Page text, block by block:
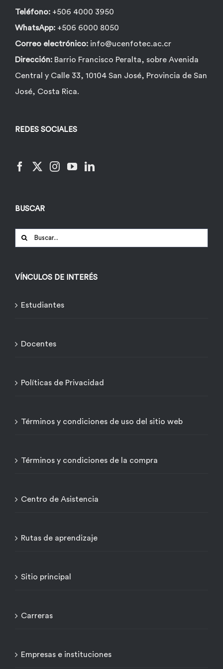
de
producto
Teléfono: +506 4000 3950
WhatsApp: +506 6000 8050
Correo electrónico: info@ucenfotec.ac.cr
Dirección: Barrio Francisco Peralta, sobre Avenida
Central y Calle 33, 10104 San José, Provincia de San
José, Costa Rica.
REDES SOCIALES
BUSCAR
Buscar:
VÍNCULOS DE INTERÉS
Estudiantes
Docentes
Políticas de Privacidad
Términos y condiciones de uso del sitio web
Términos y condiciones de la compra
Centro de Asistencia
Rutas de aprendizaje
Sitio principal
Carreras
Empresas e instituciones